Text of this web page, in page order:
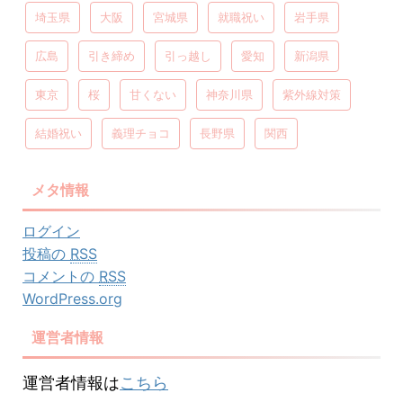
埼玉県 大阪 宮城県 就職祝い 岩手県
広島 引き締め 引っ越し 愛知 新潟県
東京 桜 甘くない 神奈川県 紫外線対策
結婚祝い 義理チョコ 長野県 関西
メタ情報
ログイン
投稿の RSS
コメントの RSS
WordPress.org
運営者情報
運営者情報はこちら